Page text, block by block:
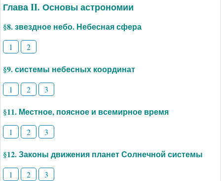
Глава II. Основы астрономии
§8. звездное небо. Небесная сфера
1 2
§9. системы небесных координат
1 2 3
§11. Местное, поясное и всемирное время
1 2 3
§12. Законы движения планет Солнечной системы
1 2 3